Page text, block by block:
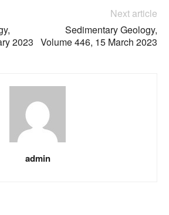
2023
Next article
Sedimentary Geology,
Volume 446, 15 March 2023
admin